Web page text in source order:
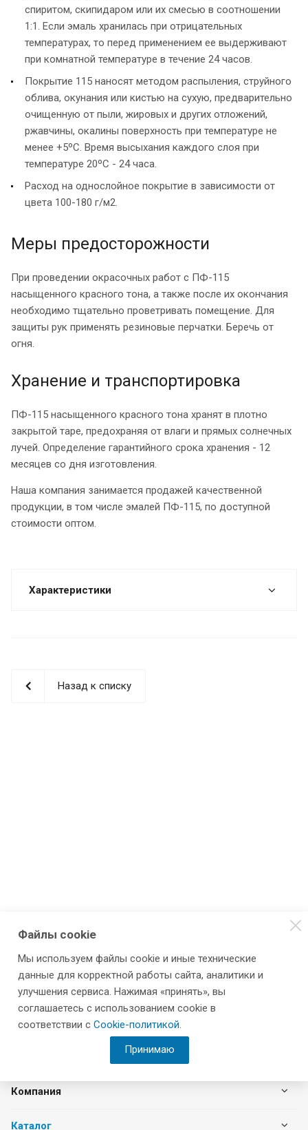
спиритом, скипидаром или их смесью в соотношении
1:1. Если эмаль хранилась при отрицательных
температурах, то перед применением ее выдерживают
при комнатной температуре в течение 24 часов.
Покрытие 115 наносят методом распыления, струйного
облива, окунания или кистью на сухую, предварительно
очищенную от пыли, жировых и других отложений,
ржавчины, окалины поверхность при температуре не
менее +5ºС. Время высыхания каждого слоя при
температуре 20ºС - 24 часа.
Расход на однослойное покрытие в зависимости от
цвета 100-180 г/м2.
Меры предосторожности
При проведении окрасочных работ с ПФ-115
насыщенного красного тона, а также после их окончания
необходимо тщательно проветривать помещение. Для
защиты рук применять резиновые перчатки. Беречь от
огня.
Хранение и транспортировка
ПФ-115 насыщенного красного тона хранят в плотно
закрытой таре, предохраняя от влаги и прямых солнечных
лучей. Определение гарантийного срока хранения - 12
месяцев со дня изготовления.
Наша компания занимается продажей качественной
продукции, в том числе эмалей ПФ-115, по доступной
стоимости оптом.
Характеристики
Назад к списку
Компания
Каталог
Файлы cookie
Мы используем файлы cookie и иные технические
данные для корректной работы сайта, аналитики и
улучшения сервиса. Нажимая «принять», вы
соглашаетесь с использованием cookie в
соответствии с Cookie-политикой.
Принимаю